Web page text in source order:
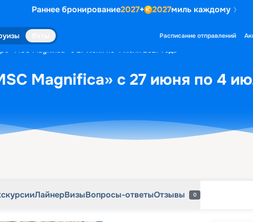
Раннее бронирование2027+ 2027миль каждому
Расписание отправлений
«MSC Magnifica» с 27 июня по 4 июля 2027 года
Magnifica» с 27 июня по 4
ЛайнерВизыВопросы-ответыОтзывы 0